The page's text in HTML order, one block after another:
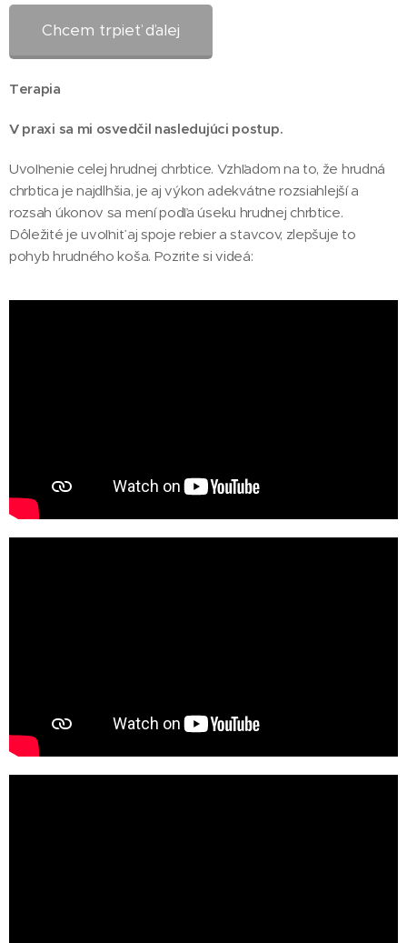
Chcem trpieť ďalej
Terapia
V praxi sa mi osvedčil nasledujúci postup.
Uvoľnenie celej hrudnej chrbtice. Vzhľadom na to, že hrudná
chrbtica je najdlhšia, je aj výkon adekvátne rozsiahlejší a
rozsah úkonov sa mení podľa úseku hrudnej chrbtice.
Dôležité je uvoľniť aj spoje rebier a stavcov, zlepšuje to
pohyb hrudného koša. Pozrite si videá: